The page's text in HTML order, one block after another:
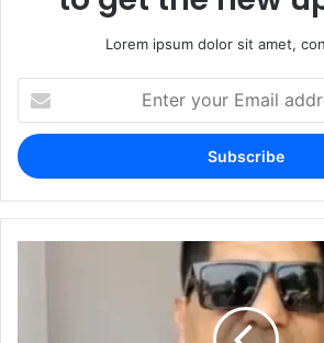
Lorem ipsum dolor sit amet,